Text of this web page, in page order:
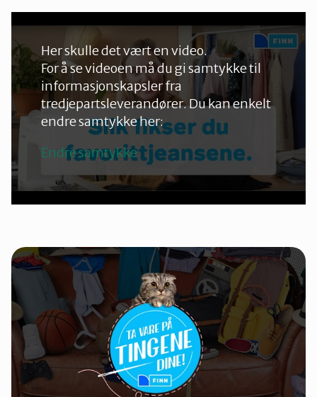
Her skulle det vært en video.
For å se videoen må du gi samtykke til
informasjonskapsler fra
tredjepartsleverandører. Du kan enkelt
endre samtykke her:
Endre samtykke